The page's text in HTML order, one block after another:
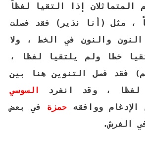
المتماثلان إذا التقيا لفظاً
، مثل (أنا نذير) فقد فصلت
النون والنون في الخط ، ولا
خطا ولم يلتقيا لفظا ،
فقد فصل التنوين هنا بين
لفظا ، وقد انفرد
السوسي
ووافقه حمزة في بعض
الفرش.